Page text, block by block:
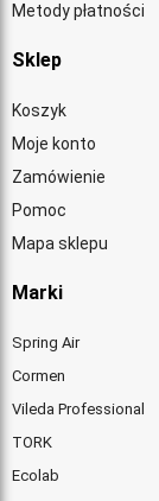
Metody płatności
Sklep
Koszyk
Moje konto
Zamówienie
Pomoc
Mapa sklepu
Marki
Spring Air
Cormen
Vileda Professional
TORK
Ecolab